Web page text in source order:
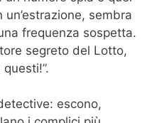
sembra
frequenza sospetta.
segreto del Lotto,
escono,